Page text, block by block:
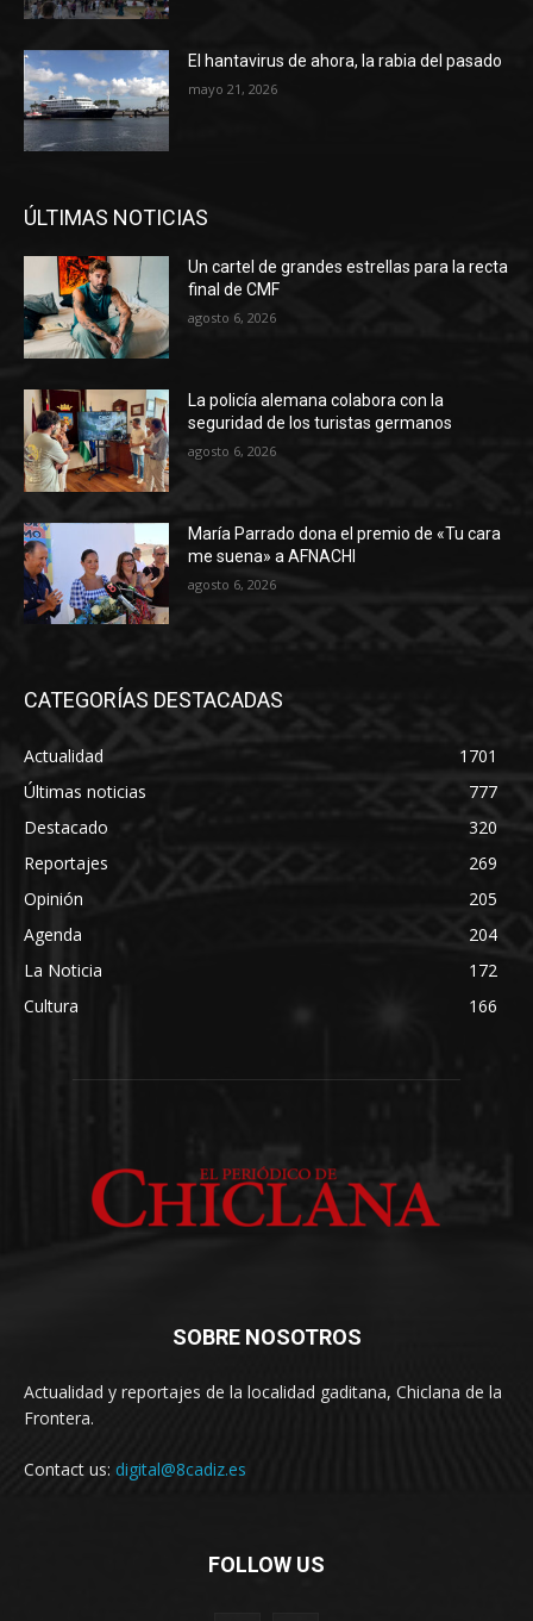
El hantavirus de ahora, la rabia del pasado
mayo 21, 2026
ÚLTIMAS NOTICIAS
Un cartel de grandes estrellas para la recta
final de CMF
agosto 6, 2026
La policía alemana colabora con la
seguridad de los turistas germanos
agosto 6, 2026
María Parrado dona el premio de «Tu cara
me suena» a AFNACHI
agosto 6, 2026
CATEGORÍAS DESTACADAS
Actualidad
1701
Últimas noticias
777
Destacado
320
Reportajes
269
Opinión
205
Agenda
204
La Noticia
172
Cultura
166
SOBRE NOSOTROS
Actualidad y reportajes de la localidad gaditana, Chiclana de la
Frontera.
Contact us: digital@8cadiz.es
FOLLOW US